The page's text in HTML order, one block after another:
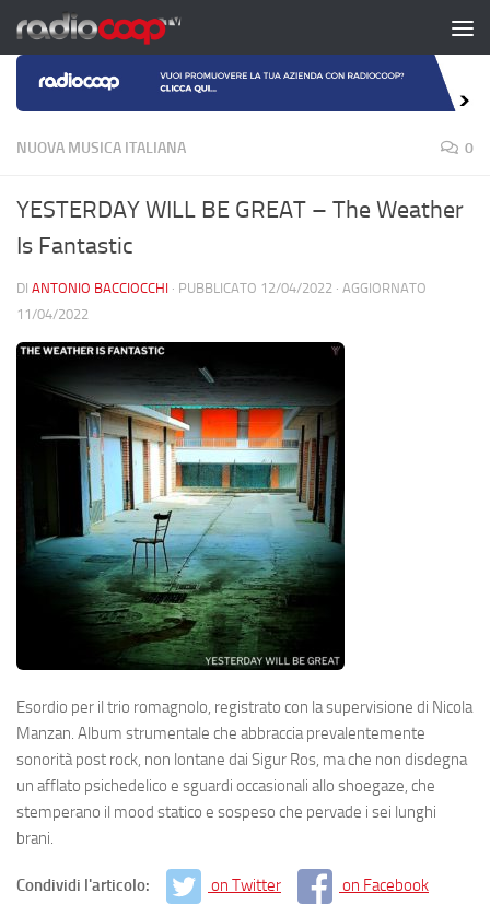
Salta al contenuto
NUOVA MUSICA ITALIANA 0
YESTERDAY WILL BE GREAT – The Weather
Is Fantastic
DI ANTONIO BACCIOCCHI · PUBBLICATO 12/04/2022 · AGGIORNATO
11/04/2022
Esordio per il trio romagnolo, registrato con la supervisione di Nicola
Manzan. Album strumentale che abbraccia prevalentemente
sonorità post rock, non lontane dai Sigur Ros, ma che non disdegna
un afflato psichedelico e sguardi occasionali allo shoegaze, che
stemperano il mood statico e sospeso che pervade i sei lunghi
brani.
Condividi l'articolo: on Twitter on Facebook